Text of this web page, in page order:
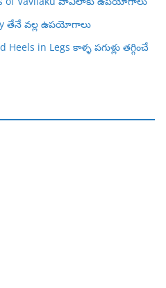
తేనే వల్ల ఉపయోగాలు
in Legs కాళ్ళ పగుళ్లు తగ్గించే